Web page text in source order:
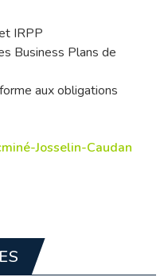
IRPP
Business Plans de
aux obligations
Josselin-Caudan